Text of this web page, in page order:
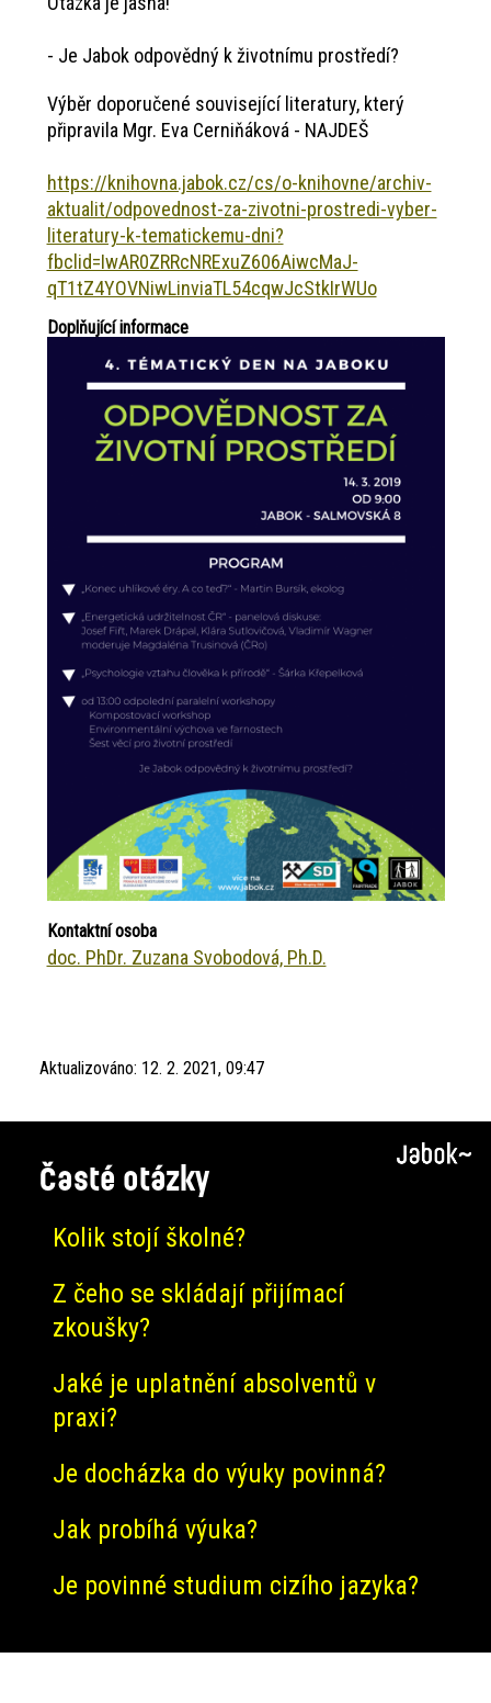
- Je Jabok odpovědný k životnímu prostředí?
Výběr doporučené související literatury, který
připravila Mgr. Eva Cerniňáková - NAJDEŠ
https://knihovna.jabok.cz/cs/o-knihovne/archiv-
aktualit/odpovednost-za-zivotni-prostredi-vyber-
literatury-k-tematickemu-dni?
fbclid=IwAR0ZRRcNRExuZ606AiwcMaJ-
qT1tZ4YOVNiwLinviaTL54cqwJcStkIrWUo
Doplňující informace
Kontaktní osoba
doc. PhDr. Zuzana Svobodová, Ph.D.
Aktualizováno: 12. 2. 2021, 09:47
Časté otázky
Kolik stojí školné?
Z čeho se skládají přijímací
zkoušky?
Jaké je uplatnění absolventů v
praxi?
Je docházka do výuky povinná?
Jak probíhá výuka?
Je povinné studium cizího jazyka?